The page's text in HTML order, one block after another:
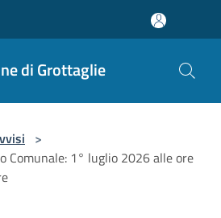
di Grottaglie
>
Comunale: 1° luglio 2026 alle ore